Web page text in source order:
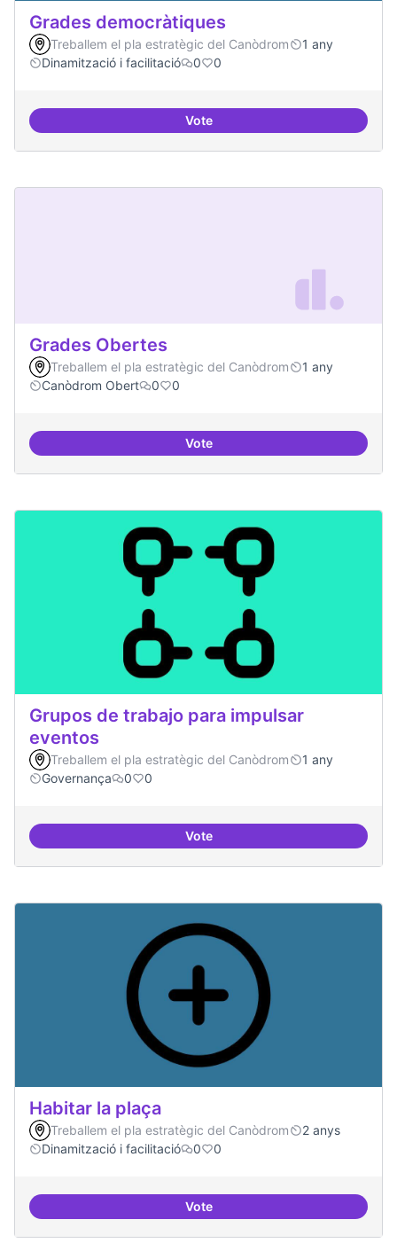
Grades democràtiques
Treballem el pla estratègic del Canòdrom
1 any
Dinamització i facilitació
0 0
VoteGrades democràtiques
Grades Obertes
Treballem el pla estratègic del Canòdrom
1 any
Canòdrom Obert
0 0
VoteGrades Obertes
Grupos de trabajo para impulsar
eventos
Treballem el pla estratègic del Canòdrom
1 any
Governança
0 0
VoteGrupos de trabajo para impulsar
Habitar la plaça
Treballem el pla estratègic del Canòdrom
2 anys
Dinamització i facilitació
0 0
VoteHabitar la plaça